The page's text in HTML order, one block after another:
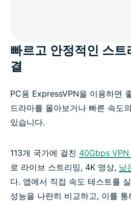
빠르고 안정적인 스트
결
PC용 ExpressVPN을 이용하면
드라마를 몰아보거나 빠른 속도
있습니다.
113개 국가에 걸친 40Gbps VPN
로 라이브 스트리밍, 4K 영상, 낮
다. 앱에서 직접 속도 테스트를
성능을 나란히 비교하고, 이를